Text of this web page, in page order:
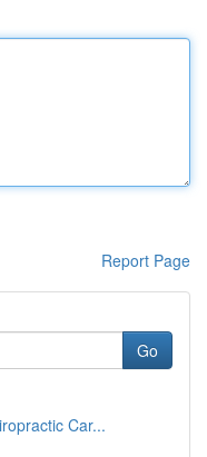
Report Page
Go
Car...